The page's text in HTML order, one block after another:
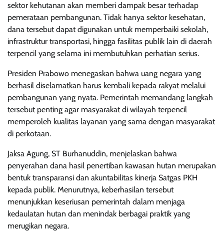
sektor kehutanan akan memberi dampak besar terhadap
pemerataan pembangunan. Tidak hanya sektor kesehatan,
dana tersebut dapat digunakan untuk memperbaiki sekolah,
infrastruktur transportasi, hingga fasilitas publik lain di daerah
terpencil yang selama ini membutuhkan perhatian serius.
Presiden Prabowo menegaskan bahwa uang negara yang
berhasil diselamatkan harus kembali kepada rakyat melalui
pembangunan yang nyata. Pemerintah memandang langkah
tersebut penting agar masyarakat di wilayah terpencil
memperoleh kualitas layanan yang sama dengan masyarakat
di perkotaan.
Jaksa Agung, ST Burhanuddin, menjelaskan bahwa
penyerahan dana hasil penertiban kawasan hutan merupakan
bentuk transparansi dan akuntabilitas kinerja Satgas PKH
kepada publik. Menurutnya, keberhasilan tersebut
menunjukkan keseriusan pemerintah dalam menjaga
kedaulatan hutan dan menindak berbagai praktik yang
merugikan negara.